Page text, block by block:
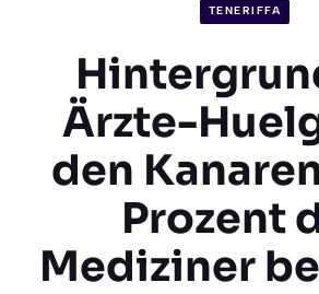
TENERIFFA
Ärzte-
den
Prozent
Mediziner